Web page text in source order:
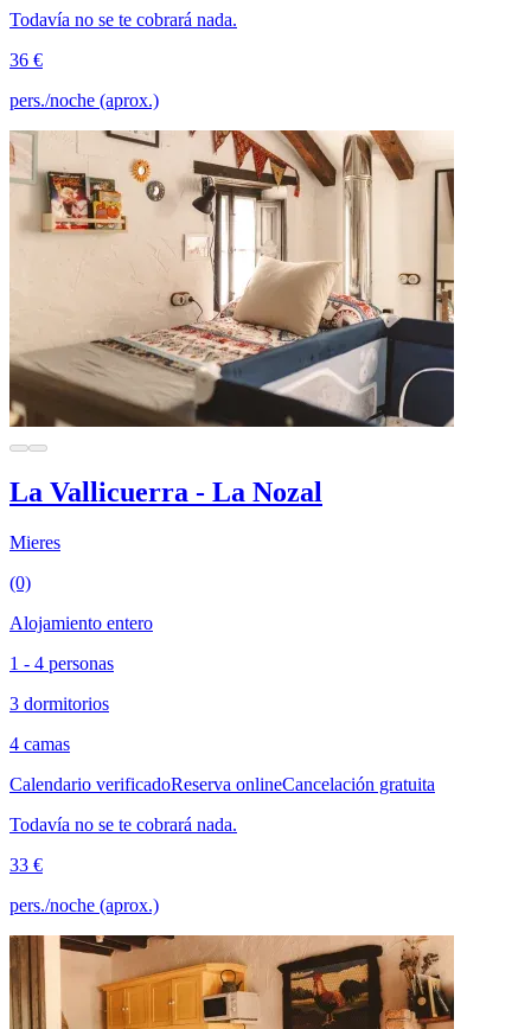
Todavía no se te cobrará nada.
36 €
pers./noche (aprox.)
La Vallicuerra - La Nozal
Mieres
(0)
Alojamiento entero
1 - 4 personas
3 dormitorios
4 camas
Calendario verificadoReserva onlineCancelación gratuita
Todavía no se te cobrará nada.
33 €
pers./noche (aprox.)